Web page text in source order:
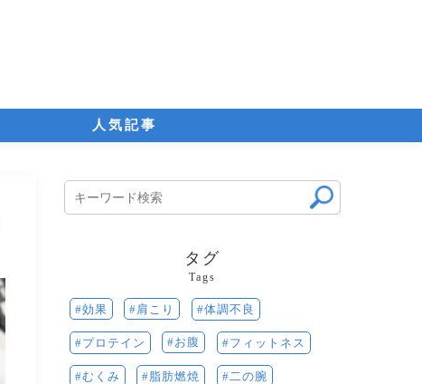
人気記事
タグ
Tags
効果 肩こり 体調不良
プロテイン お腹 フィットネス
むくみ 脂肪燃焼 二の腕